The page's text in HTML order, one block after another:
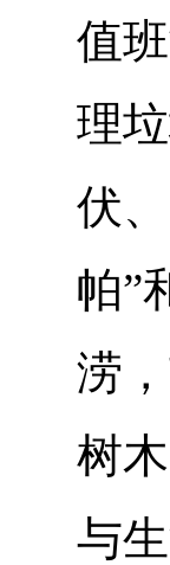
值
理
伏
帕”
涝
树
与